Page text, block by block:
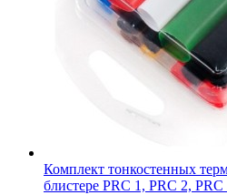
Комплект тонкостенных
блистере PRC 1, PRC 2, PRC